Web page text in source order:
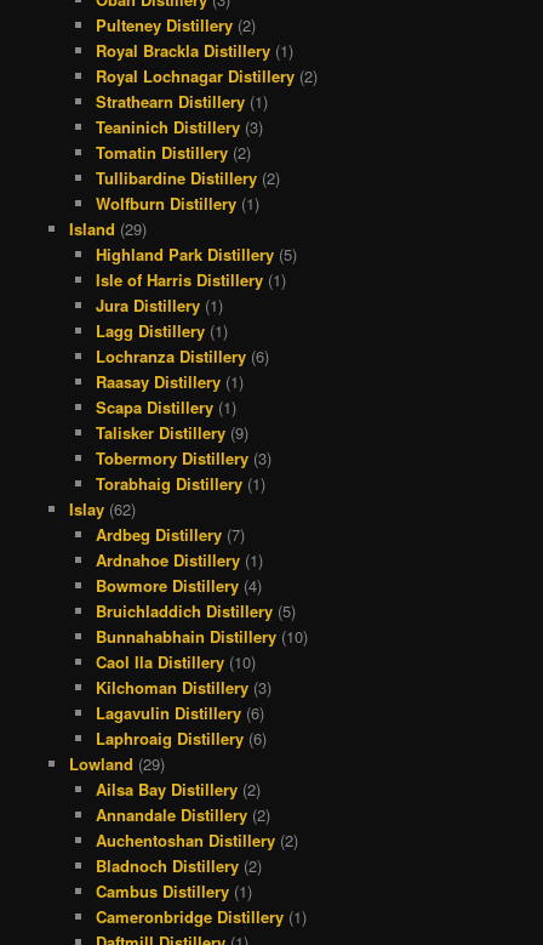
Pulteney Distillery (2)
Royal Brackla Distillery (1)
Royal Lochnagar Distillery (2)
Strathearn Distillery (1)
Teaninich Distillery (3)
Tomatin Distillery (2)
Tullibardine Distillery (2)
Wolfburn Distillery (1)
Island (29)
Highland Park Distillery (5)
Isle of Harris Distillery (1)
Jura Distillery (1)
Lagg Distillery (1)
Lochranza Distillery (6)
Raasay Distillery (1)
Scapa Distillery (1)
Talisker Distillery (9)
Tobermory Distillery (3)
Torabhaig Distillery (1)
Islay(62)
Ardbeg Distillery (7)
Ardnahoe Distillery (1)
Bowmore Distillery (4)
Bruichladdich Distillery (5)
Bunnahabhain Distillery (10)
Caol Ila Distillery (10)
Kilchoman Distillery (3)
Lagavulin Distillery (6)
Laphroaig Distillery (6)
Lowland (29)
Ailsa Bay Distillery (2)
Annandale Distillery (2)
Auchentoshan Distillery (2)
Bladnoch Distillery (2)
Cambus Distillery (1)
Cameronbridge Distillery (1)